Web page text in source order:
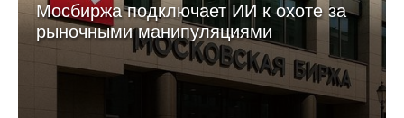
Мосбиржа подключает ИИ к охоте за
рыночными манипуляциями